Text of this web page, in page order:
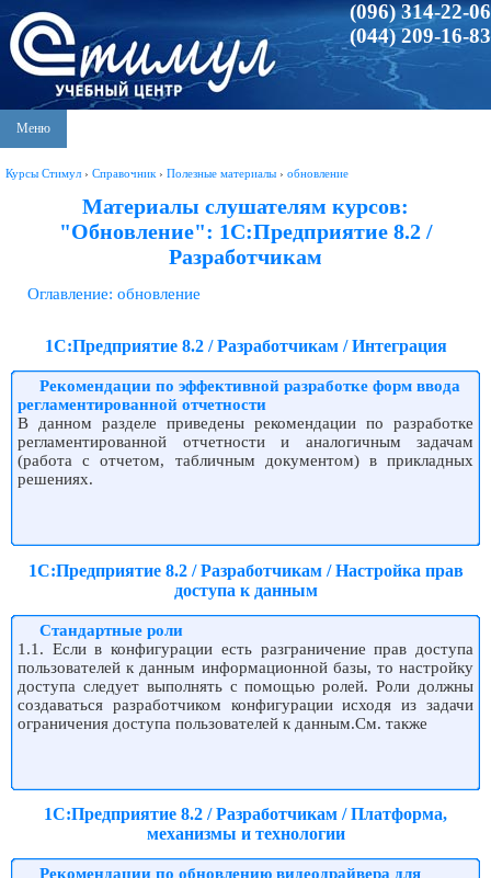
(096) 314-22-06
(044) 209-16-83
Меню
Курсы Стимул › Справочник › Полезные материалы › обновление
Материалы слушателям курсов:
"Обновление": 1С:Предприятие 8.2 /
Разработчикам
Оглавление: обновление
1С:Предприятие 8.2 / Разработчикам / Интеграция
Рекомендации по эффективной разработке форм ввода
регламентированной отчетности
В данном разделе приведены рекомендации по разработке
регламентированной отчетности и аналогичным задачам
(работа с отчетом, табличным документом) в прикладных
решениях.
1С:Предприятие 8.2 / Разработчикам / Настройка прав
доступа к данным
Стандартные роли
1.1. Если в конфигурации есть разграничение прав доступа
пользователей к данным информационной базы, то настройку
доступа следует выполнять с помощью ролей. Роли должны
создаваться разработчиком конфигурации исходя из задачи
ограничения доступа пользователей к данным.См. также
1С:Предприятие 8.2 / Разработчикам / Платформа,
механизмы и технологии
Рекомендации по обновлению видеодрайвера для